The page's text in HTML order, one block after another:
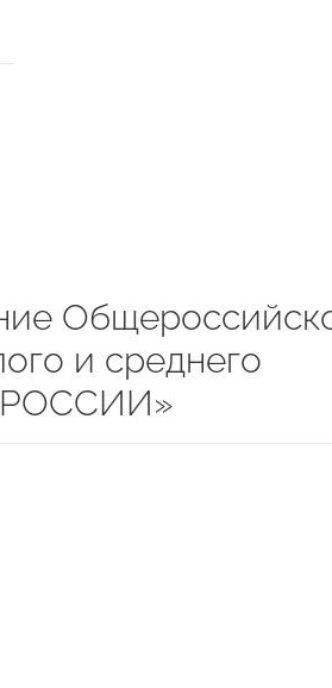
и среднего
РОССИИ»